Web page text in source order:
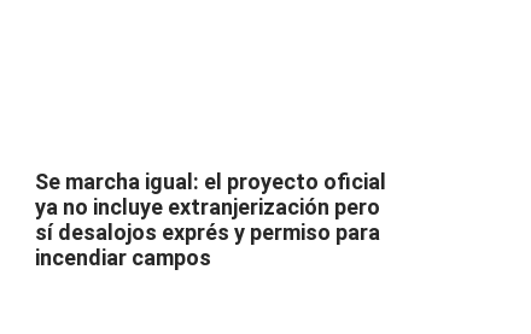
Se marcha igual: el proyecto oficial
ya no incluye extranjerización pero
sí desalojos exprés y permiso para
incendiar campos